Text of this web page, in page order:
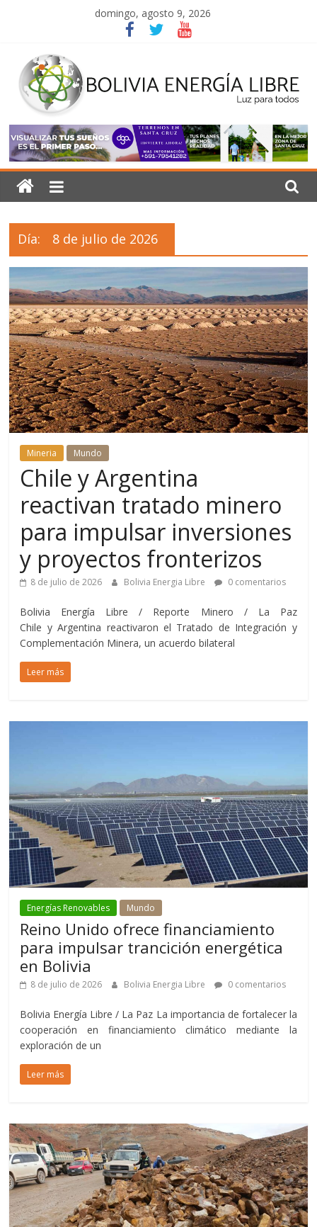
domingo, agosto 9, 2026
Bolivia
Energía
Libre
Luz
para
todos
Día: 8 de julio de 2026
Mineria Mundo
Chile y Argentina
reactivan tratado minero
para impulsar inversiones
y proyectos fronterizos
8 de julio de 2026 Bolivia Energia Libre 0 comentarios
Bolivia Energía Libre / Reporte Minero / La Paz
Chile y Argentina reactivaron el Tratado de Integración y
Complementación Minera, un acuerdo bilateral
Leer más
Energías Renovables Mundo
Reino Unido ofrece financiamiento
para impulsar trancición energética
en Bolivia
8 de julio de 2026 Bolivia Energia Libre 0 comentarios
Bolivia Energía Libre / La Paz La importancia de fortalecer la
cooperación en financiamiento climático mediante la
exploración de un
Leer más